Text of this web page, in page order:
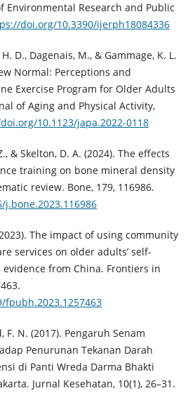
Environmental Research and Public
doi.org/10.3390/ijerph18084336
D., Dagenais, M., & Gammage, K. L.
Normal: Perceptions and
Exercise Program for Older Adults
of Aging and Physical Activity,
10.1123/japa.2022-0118
& Skelton, D. A. (2024). The effects
training on bone mineral density
review. Bone, 179, 116986.
The impact of using community
services on older adults’ self-
from China. Frontiers in
F. N. (2017). Pengaruh Senam
Penurunan Tekanan Darah
di Panti Wreda Darma Bhakti
Jurnal Kesehatan, 10(1), 26–31.